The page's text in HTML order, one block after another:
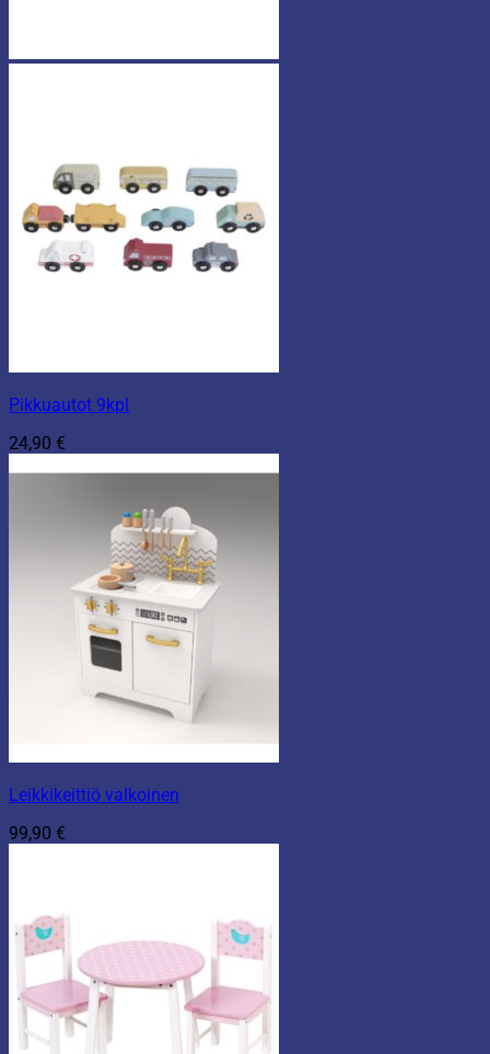
Pikkuautot 9kpl
24,90 €
Leikkikeittiö valkoinen
99,90 €